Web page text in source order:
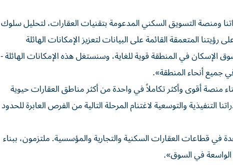
ومنصة التسويق السكني المدعومة بتقنيات العقارات، لتحليل سلوك
المتعمقة القائمة على البيانات لتعزيز الإمكانات الهائلة
الإسكان في المنطقة قوية للغاية، وسنستغل هذه الإمكانات الهائلة -
جميع أنحاء المنطقة».
منصة أقوى وأكثر تكاملاً في واحدة من أكثر مناطق العقارات حيوية
التنفيذية والتوسعية لاغتنام المرحلة التالية من الفرص العابرة للحدود
في قطاعات العقارات السكنية والتجارية والمؤسسية. ملتزمون، ببناء
في السوق».